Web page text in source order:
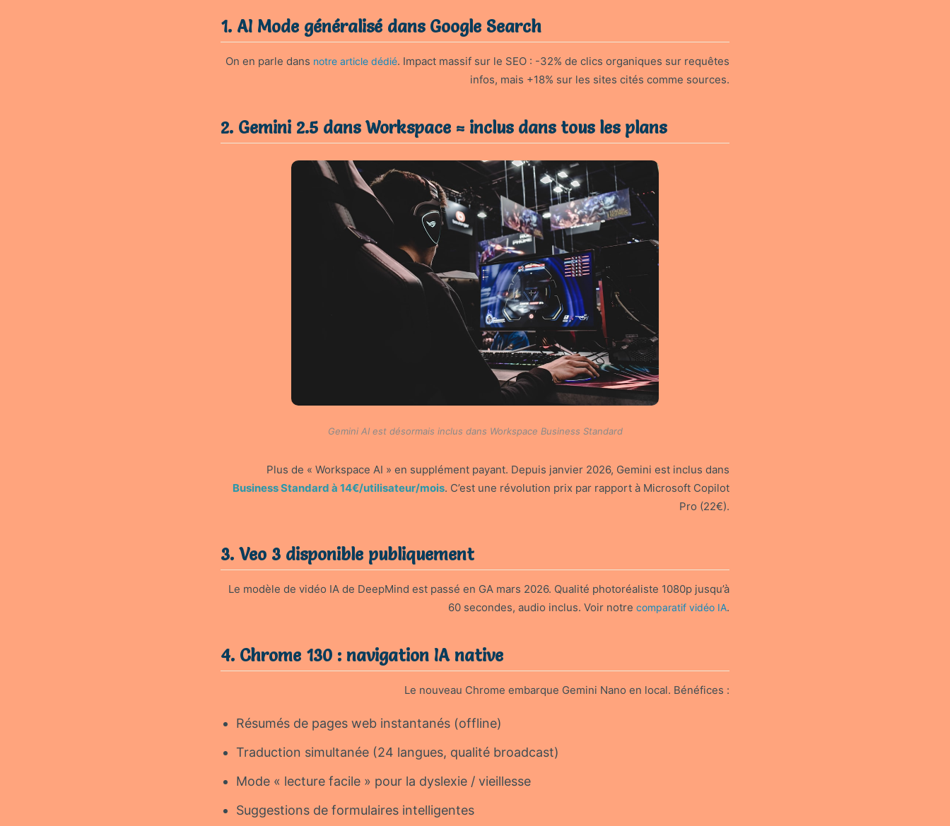
1. AI Mode généralisé dans Google Search
On en parle dans notre article dédié. Impact massif sur le SEO : -32% de clics organiques sur requêtes
infos, mais +18% sur les sites cités comme sources.
2. Gemini 2.5 dans Workspace = inclus dans tous les plans
Gemini AI est désormais inclus dans Workspace Business Standard
Plus de « Workspace AI » en supplément payant. Depuis janvier 2026, Gemini est inclus dans
Business Standard à 14€/utilisateur/mois. C’est une révolution prix par rapport à Microsoft Copilot
Pro (22€).
3. Veo 3 disponible publiquement
Le modèle de vidéo IA de DeepMind est passé en GA mars 2026. Qualité photoréaliste 1080p jusqu’à
60 secondes, audio inclus. Voir notre comparatif vidéo IA.
4. Chrome 130 : navigation IA native
Le nouveau Chrome embarque Gemini Nano en local. Bénéfices :
Résumés de pages web instantanés (offline)
Traduction simultanée (24 langues, qualité broadcast)
Mode « lecture facile » pour la dyslexie / vieillesse
Suggestions de formulaires intelligentes